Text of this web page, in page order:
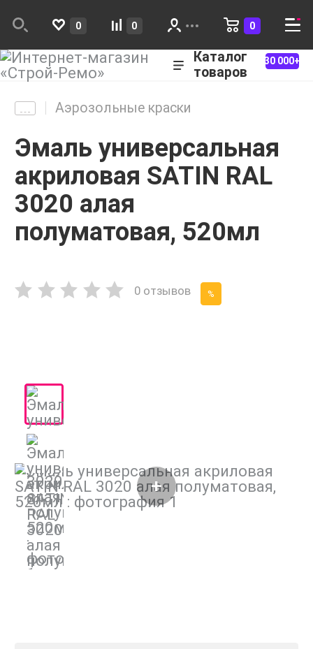
0 0 0
Каталог
товаров
30 000+
Аэрозольные краски
Эмаль универсальная
акриловая SATIN RAL
3020 алая
полуматовая, 520мл
0 отзывов %